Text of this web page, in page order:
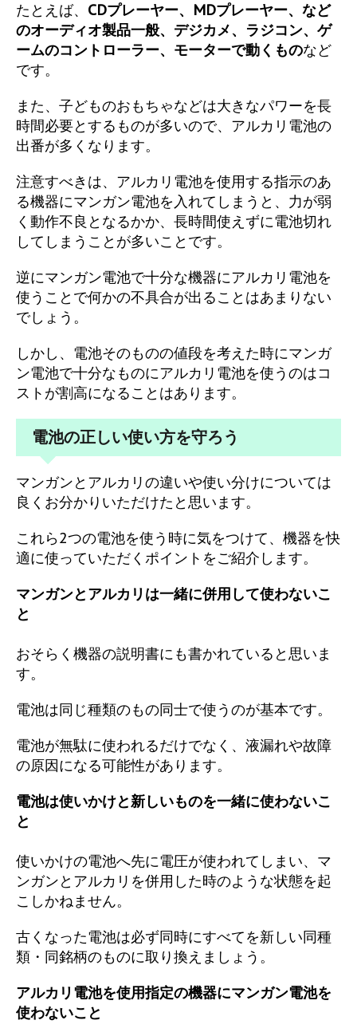
たとえば、 CDプレーヤー、MDプレーヤー、など
のオーディオ製品一般、デジカメ、ラジコン、ゲ
ームのコントローラー、モーターで動くものなど
です。
また、子どものおもちゃなどは大きなパワーを長
時間必要とするものが多いので、アルカリ電池の
出番が多くなります。
注意すべきは、アルカリ電池を使用する指示のあ
る機器にマンガン電池を入れてしまうと、力が弱
く動作不良となるかか、長時間使えずに電池切れ
してしまうことが多いことです。
逆にマンガン電池で十分な機器にアルカリ電池を
使うことで何かの不具合が出ることはあまりない
でしょう。
しかし、電池そのものの値段を考えた時にマンガ
ン電池で十分なものにアルカリ電池を使うのはコ
ストが割高になることはあります。
電池の正しい使い方を守ろう
マンガンとアルカリの違いや使い分けについては
良くお分かりいただけたと思います。
これら2つの電池を使う時に気をつけて、機器を快
適に使っていただくポイントをご紹介します。
マンガンとアルカリは一緒に併用して使わないこ
と
おそらく機器の説明書にも書かれていると思いま
す。
電池は同じ種類のもの同士で使うのが基本です。
電池が無駄に使われるだけでなく、液漏れや故障
の原因になる可能性があります。
電池は使いかけと新しいものを一緒に使わないこ
と
使いかけの電池へ先に電圧が使われてしまい、マ
ンガンとアルカリを併用した時のような状態を起
こしかねません。
古くなった電池は必ず同時にすべてを新しい同種
類・同銘柄のものに取り換えましょう。
アルカリ電池を使用指定の機器にマンガン電池を
使わないこと